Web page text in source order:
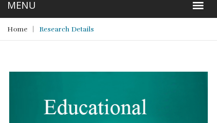
Home Research Details